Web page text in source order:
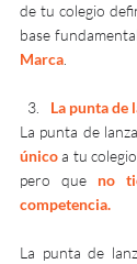
de tu colegio
base
Marca
La punta de
La punta de
único a tu
pero que no
competencia.
La punta de